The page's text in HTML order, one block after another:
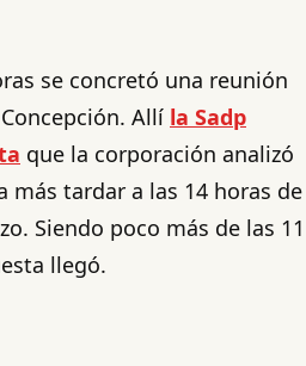
se concretó una reunión
Allí la Sadp
que la corporación analizó
más tardar a las 14 horas de
Siendo poco más de las 11
llegó.